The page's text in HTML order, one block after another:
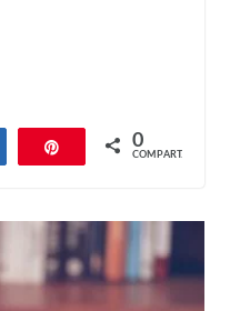
Compartilhar 0
COMPART.